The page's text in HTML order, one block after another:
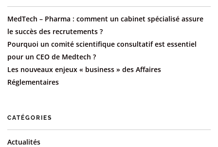
MedTech – Pharma : comment un cabinet spécialisé assure
le succès des recrutements ?
Pourquoi un comité scientifique consultatif est essentiel
pour un CEO de Medtech ?
Les nouveaux enjeux « business » des Affaires
Réglementaires
CATÉGORIES
Actualités